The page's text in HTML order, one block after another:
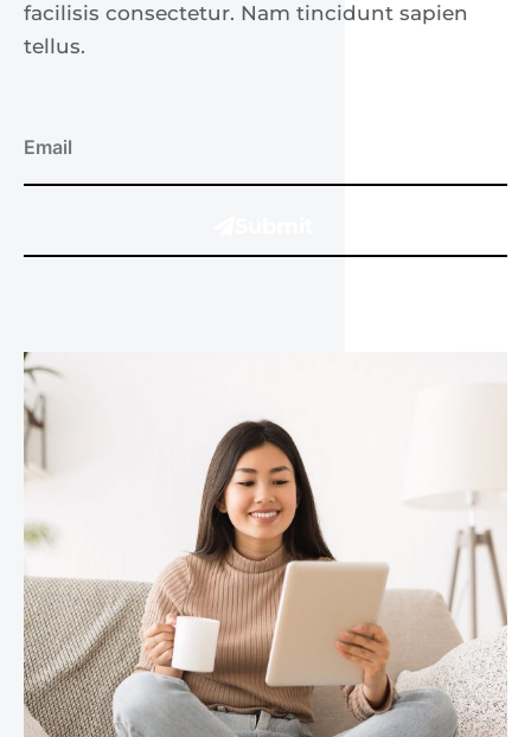
facilisis consectetur. Nam tincidunt sapien
tellus.